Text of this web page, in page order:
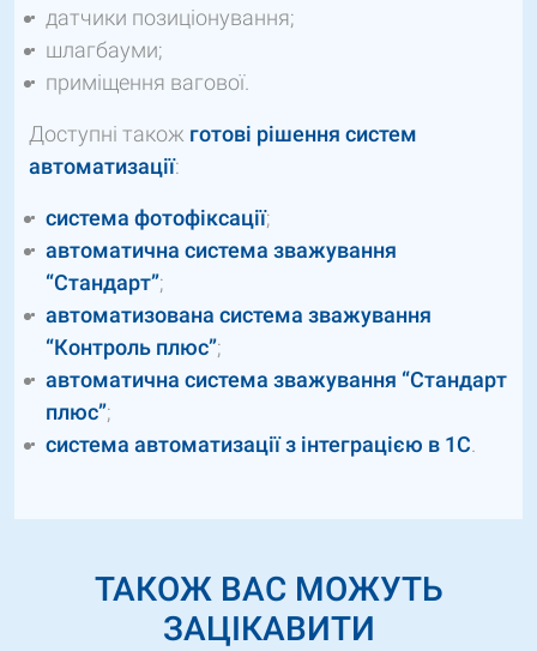
датчики позиціонування;
шлагбауми;
приміщення вагової.
Доступні також готові рішення систем
автоматизації:
система фотофіксації;
автоматична система зважування
“Стандарт”;
автоматизована система зважування
“Контроль плюс”;
автоматична система зважування “Стандарт
плюс”;
система автоматизації з інтеграцією в 1С.
ТАКОЖ ВАС МОЖУТЬ
ЗАЦІКАВИТИ